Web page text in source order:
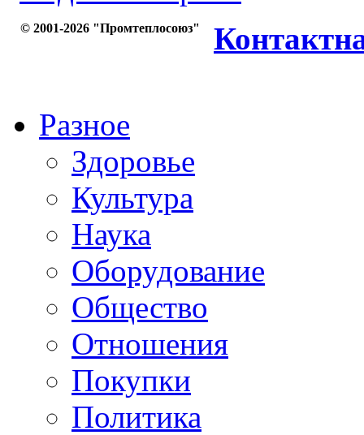
© 2001-2026 "Промтеплосоюз"
Разное
Здоровье
Культура
Наука
Оборудование
Общество
Отношения
Покупки
Политика